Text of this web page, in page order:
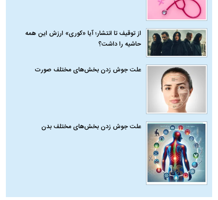
از توقیف تا انتشار؛ آیا «کوری» ارزش این همه
حاشیه را داشت؟
علت جوش زدن بخش‌های مختلف صورت
علت جوش زدن بخش‌های مختلف بدن